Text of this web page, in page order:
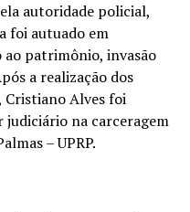
autoridade policial,
foi autuado em
patrimônio, invasão
a realização dos
Cristiano Alves foi
judiciário na carceragem
– UPRP.